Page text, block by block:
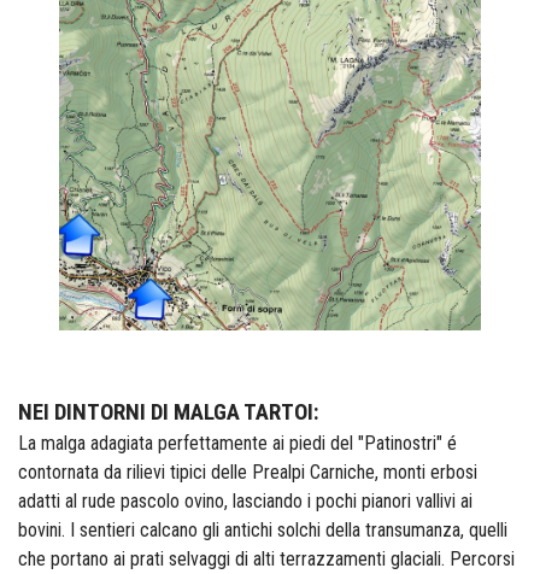
NEI DINTORNI DI MALGA TARTOI:
La malga adagiata perfettamente ai piedi del "Patinostri" é
contornata da rilievi tipici delle Prealpi Carniche, monti erbosi
adatti al rude pascolo ovino, lasciando i pochi pianori vallivi ai
bovini. I sentieri calcano gli antichi solchi della transumanza, quelli
che portano ai prati selvaggi di alti terrazzamenti glaciali. Percorsi